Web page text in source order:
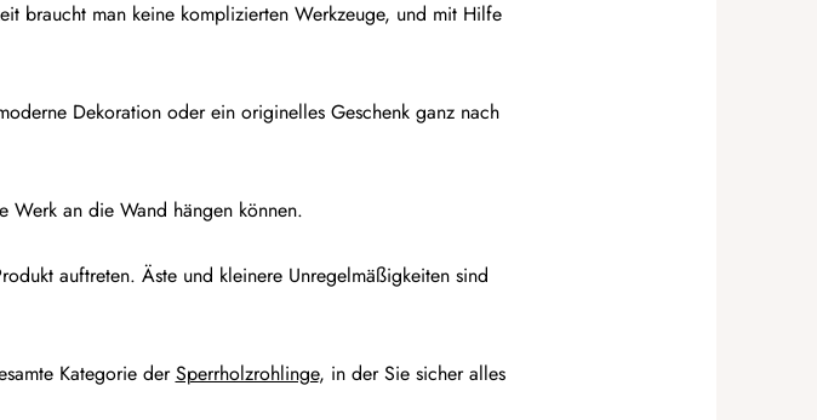
braucht man keine komplizierten Werkzeuge, und mit Hilfe
Dekoration oder ein originelles Geschenk ganz nach
Werk an die Wand hängen können.
auftreten. Äste und kleinere Unregelmäßigkeiten sind
Kategorie derSperrholzrohlinge, in der Sie sicher alles